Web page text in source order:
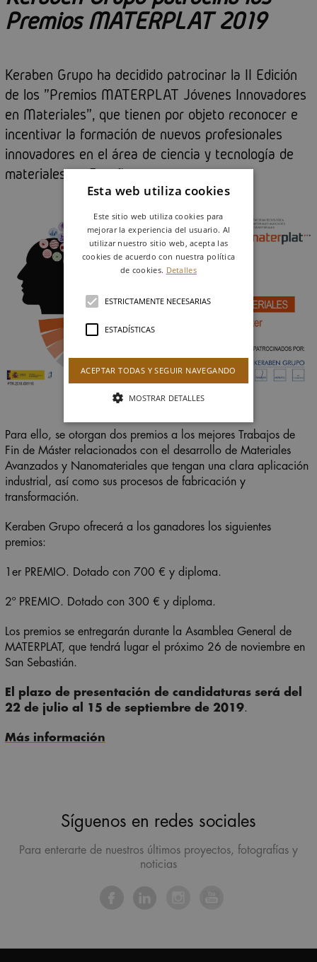
Premios MATERPLAT 2019
Keraben Grupo ha decidido patrocinar la II Edición
de los "Premios MATERPLAT Jóvenes Innovadores
en Materiales", que tienen por objeto reconocer e
incentivar la formación de nuevos profesionales
innovadores en el área de ciencia y tecnología de
materiales en España.
Para ello, se otorgan dos premios a los mejores Trabajos de
Fin de Máster relacionados con el desarrollo de Materiales
Avanzados y Nanomateriales que tengan una clara aplicación
industrial, así como sus procesos de fabricación y
transformación.
Keraben Grupo ofrecerá a los ganadores los siguientes
premios:
1er PREMIO. Dotado con 700 € y diploma.
2º PREMIO. Dotado con 300 € y diploma.
Los premios se entregarán durante la Asamblea General de
MATERPLAT, que tendrá lugar el próximo 26 de noviembre en
San Sebastián.
El plazo de presentación de candidaturas será del
22 de julio al 15 de septiembre de 2019.
Más información
Síguenos en redes sociales
Para enterarte de nuestros últimos proyectos, fotografías y
noticias
Esta web utiliza cookies
Este sitio web utiliza cookies para
mejorar la experiencia del usuario. Al
utilizar nuestro sitio web, acepta las
cookies de acuerdo con nuestra política
de cookies. Detalles
ESTRICTAMENTE NECESARIAS
ESTADÍSTICAS
ACEPTAR TODAS Y SEGUIR NAVEGANDO
MOSTRAR DETALLES